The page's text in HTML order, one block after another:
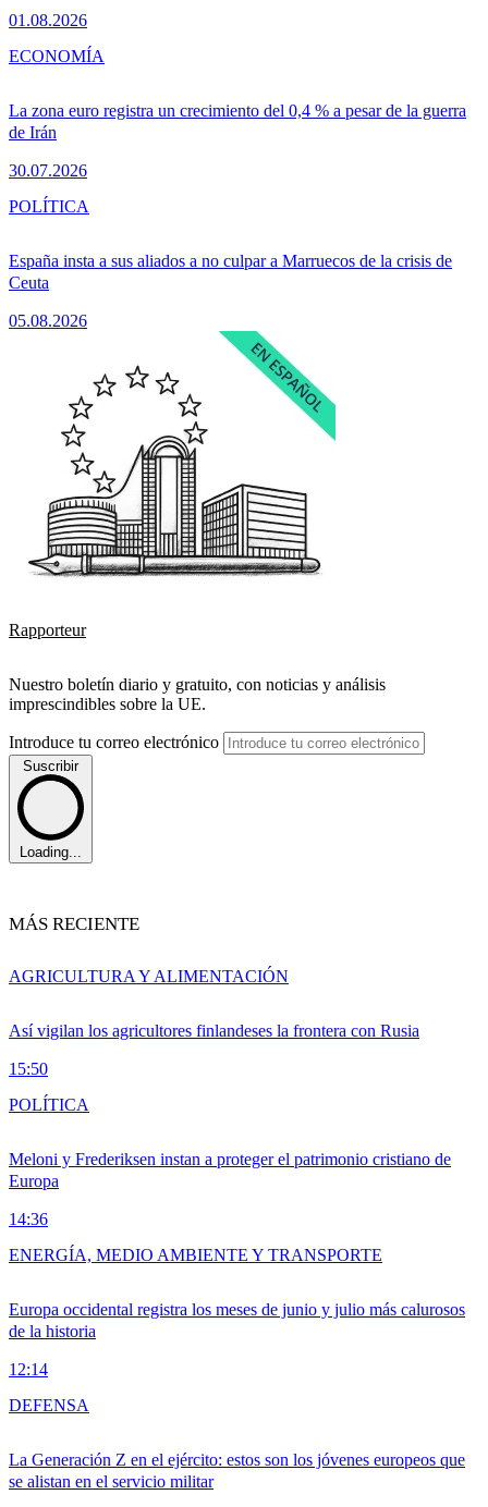
01.08.2026
La zona euro registra un crecimiento del 0,4 % a pesar de la guerra
de Irán
30.07.2026
ECONOMÍA
España insta a sus aliados a no culpar a Marruecos de la crisis de
Ceuta
05.08.2026
POLÍTICA
Rapporteur
Nuestro boletín diario y gratuito, con noticias y análisis
imprescindibles sobre la UE.
Introduce tu correo electrónico
Suscribir
Loading...
MÁS RECIENTE
Así vigilan los agricultores finlandeses la frontera con Rusia
15:50
AGRICULTURA Y ALIMENTACIÓN
Meloni y Frederiksen instan a proteger el patrimonio cristiano de
Europa
14:36
POLÍTICA
Europa occidental registra los meses de junio y julio más calurosos
de la historia
12:14
ENERGÍA, MEDIO AMBIENTE Y TRANSPORTE
La Generación Z en el ejército: estos son los jóvenes europeos que
se alistan en el servicio militar
DEFENSA